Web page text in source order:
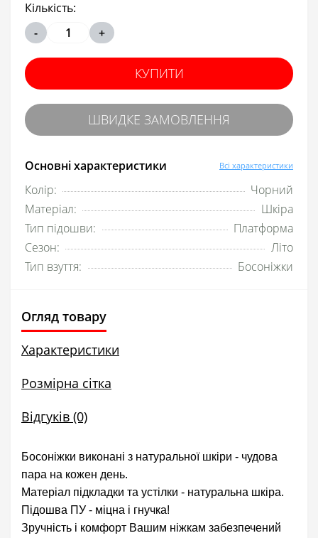
Основні характеристики Всі характеристики
Колір:
Чорний
Матеріал:
Шкіра
Тип підошви:
Платформа
Сезон:
Літо
Тип взуття:
Босоніжки
Кількість:
-
+
КУПИТИ
ШВИДКЕ ЗАМОВЛЕННЯ
Огляд товару
Характеристики
Розмірна сітка
Відгуків (0)
Босоніжки виконані з натуральної шкіри - чудова
пара на кожен день.
Матеріал підкладки та устілки - натуральна шкіра.
Підошва ПУ - міцна і гнучка!
Зручність і комфорт Вашим ніжкам забезпечений